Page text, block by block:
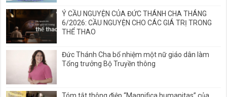
Ý CẦU NGUYỆN CỦA ĐỨC THÁNH CHA THÁNG
6/2026: CẦU NGUYỆN CHO CÁC GIÁ TRỊ TRONG
THỂ THAO
Đức Thánh Cha bổ nhiệm một nữ giáo dân làm
Tổng trưởng Bộ Truyền thông